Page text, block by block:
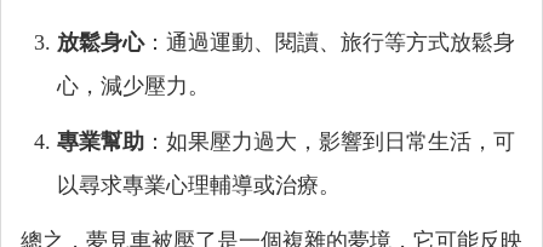
放鬆身心：通過運動、閱讀、旅行等方式放鬆身
心，減少壓力。
專業幫助 ：如果壓力過大，影響到日常生活，可
以尋求專業心理輔導或治療。
總之，夢見車被壓了是一個複雜的夢境，它可能反映